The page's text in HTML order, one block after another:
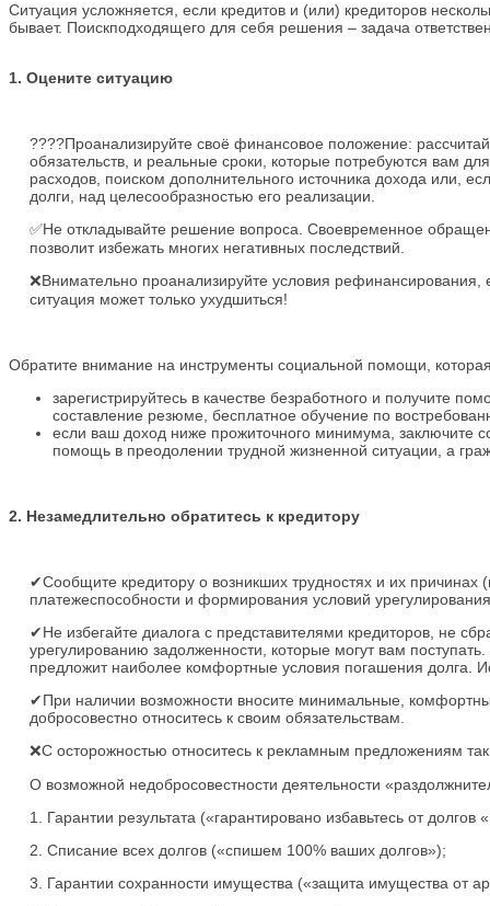
Ситуация усложняется, если кредитов и (или) кредиторов
бывает. Поискподходящего для себя решения – задача
1. Оцените ситуацию
????Проанализируйте своё финансовое положение:
обязательств, и реальные сроки, которые потребуются вам
расходов, поиском дополнительного источника дохода или,
долги, над целесообразностью его реализации.
✅Не откладывайте решение вопроса. Своевременное
позволит избежать многих негативных последствий.
❌Внимательно проанализируйте условия
ситуация может только ухудшиться!
Обратите внимание на инструменты социальной помощи,
зарегистрируйтесь в качестве безработного и получите
составление резюме, бесплатное обучение по
если ваш доход ниже прожиточного минимума, заключите
помощь в преодолении трудной жизненной ситуации, а
2. Незамедлительно обратитесь к кредитору
✔Сообщите кредитору о возникших трудностях и их
платежеспособности и формирования условий
✔Не избегайте диалога с представителями кредиторов, не
урегулированию задолженности, которые могут вам
предложит наиболее комфортные условия погашения долга.
✔При наличии возможности вносите минимальные,
добросовестно относитесь к своим обязательствам.
❌С осторожностью относитесь к рекламным предложениям
О возможной недобросовестности деятельности
1. Гарантии результата («гарантировано избавьтесь от
2. Списание всех долгов («спишем 100% ваших долгов»);
3. Гарантии сохранности имущества («защита имущества от